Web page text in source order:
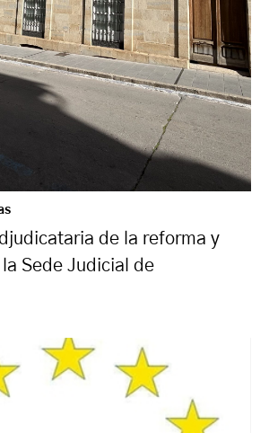
de la reforma y
Sede Judicial de